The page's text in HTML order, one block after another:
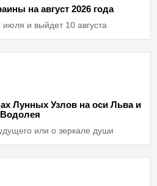
на август 2026 года
и выйдет 10 августа
Лунных Узлов на оси Льва и
Водолея
или о зеркале души